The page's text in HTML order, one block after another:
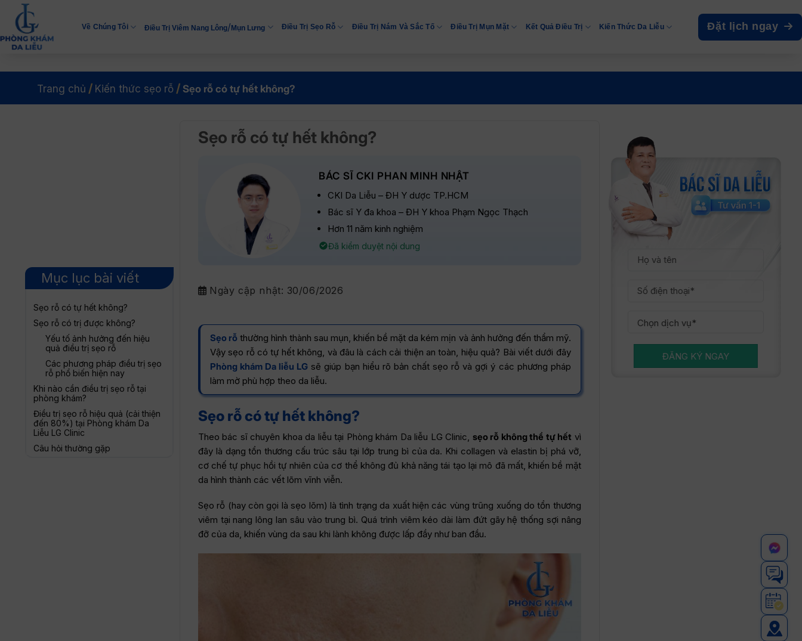
qua
nội
dung
Về Chúng Tôi Điều Trị Viêm Nang Lông/Mụn Lưng Điều Trị Sẹo Rỗ Điều Trị Nám Và Sắc Tố Điều Trị Mụn Mặt Kết Quả Điều Trị Kiến Thức Da Liễu Đặt lịch ngay
Trang chủ / Kiến thức sẹo rỗ / Sẹo rỗ có tự hết không?
Mục lục bài viết
Sẹo rỗ có tự hết không?
Sẹo rỗ có trị được không?
Yếu tố ảnh hưởng đến hiệu
quả điều trị sẹo rỗ
Các phương pháp điều trị sẹo
rỗ phổ biến hiện nay
Khi nào cần điều trị sẹo rỗ tại
phòng khám?
Điều trị sẹo rỗ hiệu quả (cải thiện
đến 80%) tại Phòng khám Da
Liễu LG Clinic
Câu hỏi thường gặp
Sẹo rỗ có tự hết không?
BÁC SĨ CKI PHAN MINH NHẬT
CKI Da Liễu – ĐH Y dược TP.HCM
Bác sĩ Y đa khoa – ĐH Y khoa Phạm Ngọc Thạch
Hơn 11 năm kinh nghiệm
Đã kiểm duyệt nội dung
Ngày cập nhật: 30/06/2026
Sẹo rỗthường hình thành sau mụn, khiến bề mặt da kém mịn và ảnh hưởng đến thẩm mỹ.
Vậy sẹo rỗ có tự hết không, và đâu là cách cải thiện an toàn, hiệu quả? Bài viết dưới đây
Phòng khám Da liễu LG sẽ giúp bạn hiểu rõ bản chất sẹo rỗ và gợi ý các phương pháp
làm mờ phù hợp theo da liễu.
Sẹo rỗ có tự hết không?
Theo bác sĩ chuyên khoa da liễu tại Phòng khám Da liễu LG Clinic, sẹo rỗ không thể tự hết vì
đây là dạng tổn thương cấu trúc sâu tại lớp trung bì của da. Khi collagen và elastin bị phá vỡ,
cơ chế tự phục hồi tự nhiên của cơ thể không đủ khả năng tái tạo lại mô đã mất, khiến bề mặt
da hình thành các vết lõm vĩnh viễn.
Sẹo rỗ (hay còn gọi là sẹo lõm) là tình trạng da xuất hiện các vùng trũng xuống do tổn thương
viêm tại nang lông lan sâu vào trung bì. Quá trình viêm kéo dài làm đứt gãy hệ thống sợi nâng
đỡ của da, khiến vùng da sau khi lành không được lấp đầy như ban đầu.
ĐĂNG KÝ NGAY